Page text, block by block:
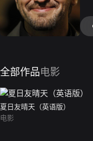
全部作品电影
夏日友晴天（英语版）
电影